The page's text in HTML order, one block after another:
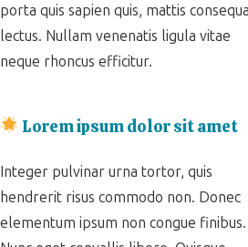
porta quis sapien quis, mattis
lectus. Nullam venenatis ligula vitae
neque rhoncus efficitur.
Lorem ipsum dolor sit amet
Integer pulvinar urna tortor, quis
hendrerit risus commodo non. Donec
elementum ipsum non congue finibus.